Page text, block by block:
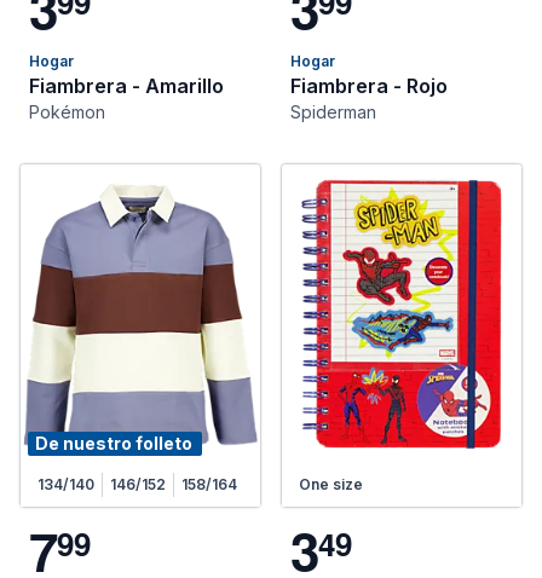
Hogar
Fiambrera - Amarillo
Pokémon
Hogar
Fiambrera - Rojo
Spiderman
De nuestro folleto
134/140 146/152 158/164
799
One size
349